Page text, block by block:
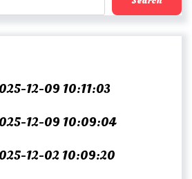
12-09 10:11:03
12-09 10:09:04
12-02 10:09:20